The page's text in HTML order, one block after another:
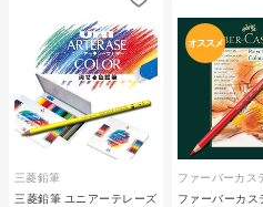
三菱鉛筆
三菱鉛筆 ユニアーテレーズ
オススメ
ファーバーカス
ファーバーカス